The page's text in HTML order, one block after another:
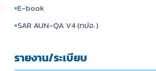
▪E-book
▪SAR AUN-QA V4 (ทปอ.)
รายงาน/ระเบียบ